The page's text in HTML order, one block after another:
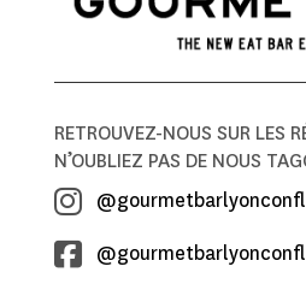
RETROUVEZ-NOUS SUR LES
N’OUBLIEZ PAS DE NOUS